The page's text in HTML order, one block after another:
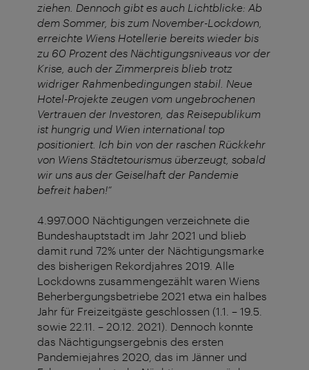
ziehen. Dennoch gibt es auch Lichtblicke: Ab
dem Sommer, bis zum November-Lockdown,
erreichte Wiens Hotellerie bereits wieder bis
zu 60 Prozent des Nächtigungsniveaus vor der
Krise, auch der Zimmerpreis blieb trotz
widriger Rahmenbedingungen stabil. Neue
Hotel-Projekte zeugen vom ungebrochenen
Vertrauen der Investoren, das Reisepublikum
ist hungrig und Wien international top
positioniert. Ich bin von der raschen Rückkehr
von Wiens Städtetourismus überzeugt, sobald
wir uns aus der Geiselhaft der Pandemie
befreit haben!“
4.997.000 Nächtigungen verzeichnete die
Bundeshauptstadt im Jahr 2021 und blieb
damit rund 72% unter der Nächtigungsmarke
des bisherigen Rekordjahres 2019. Alle
Lockdowns zusammengezählt waren Wiens
Beherbergungsbetriebe 2021 etwa ein halbes
Jahr für Freizeitgäste geschlossen (1.1. – 19.5.
sowie 22.11. – 20.12. 2021). Dennoch konnte
das Nächtigungsergebnis des ersten
Pandemiejahres 2020, das im Jänner und